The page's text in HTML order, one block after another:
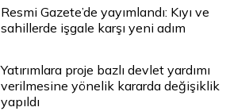
Resmi Gazete’de yayımlandı: Kıyı ve
sahillerde işgale karşı yeni adım
Yatırımlara proje bazlı devlet yardımı
verilmesine yönelik kararda değişiklik
yapıldı